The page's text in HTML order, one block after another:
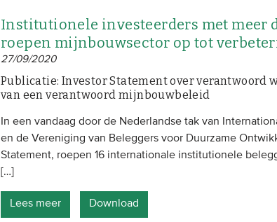
Institutionele investeerders met meer
roepen mijnbouwsector op tot
27/09/2020
Publicatie: Investor Statement over verantwoord
van een verantwoord mijnbouwbeleid
In een vandaag door de Nederlandse tak van
en de Vereniging van Beleggers voor Duurzame
Statement, roepen 16 internationale institutionele
[…]
Lees meer Download